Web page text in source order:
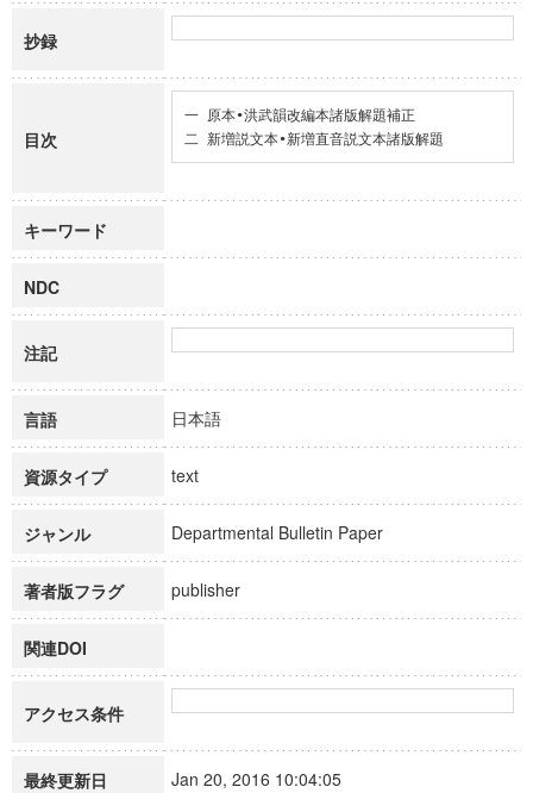
抄録
目次
一 原本•洪武韻改編本諸版解題補正
二 新増説文本•新増直音説文本諸版解題
キーワード
NDC
注記
言語 日本語
資源タイプ text
ジャンル Departmental Bulletin Paper
著者版フラグ publisher
関連DOI
アクセス条件
最終更新日 Jan 20, 2016 10:04:05